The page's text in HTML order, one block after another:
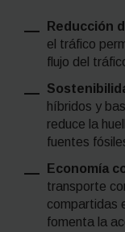
Reducción
el tráfico
flujo del
híbridos y
reduce la
fuentes
Economía
transporte
compartidas
fomenta la